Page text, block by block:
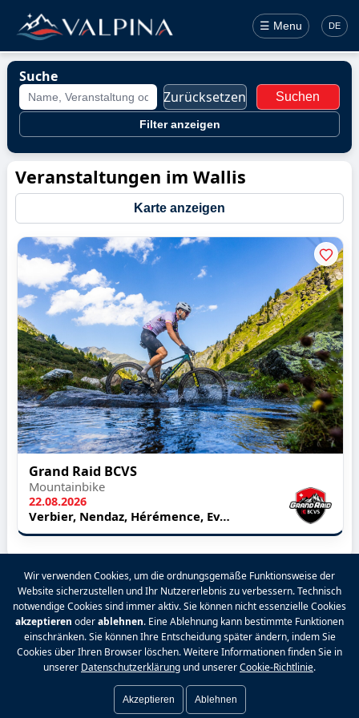
☰ Menu DE
Suche
Zurücksetzen
Suchen
Filter anzeigen
Veranstaltungen im Wallis
Karte anzeigen
Grand Raid BCVS
Mountainbike
22.08.2026
Verbier, Nendaz, Hérémence, Evolène, Nax, Vercorin, Grimentz
2026 VALPINA® Alle Rechte vorbehalten.
Datenschutzrichtlinie|Allgemeine
Geschäftsbedingungen |Rechtliche Hinweise|
Kontakt|Preise|Facebook|Cookie-
Einstellungen|Anmelden
Wir verwenden Cookies, um die ordnungsgemäße Funktionsweise der
Website sicherzustellen und Ihr Nutzererlebnis zu verbessern. Technisch
notwendige Cookies sind immer aktiv. Sie können nicht essenzielle Cookies
akzeptieren oderablehnen. Eine Ablehnung kann bestimmte Funktionen
einschränken. Sie können Ihre Entscheidung später ändern, indem Sie
Cookies über Ihren Browser löschen. Weitere Informationen finden Sie in
unserer Datenschutzerklärung und unsererCookie-Richtlinie.
Akzeptieren Ablehnen